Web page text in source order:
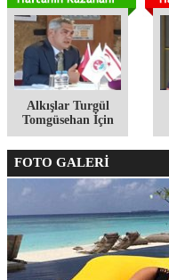
Alkışlar Turgül
Tomgüsehan İçin
FOTO GALERİ